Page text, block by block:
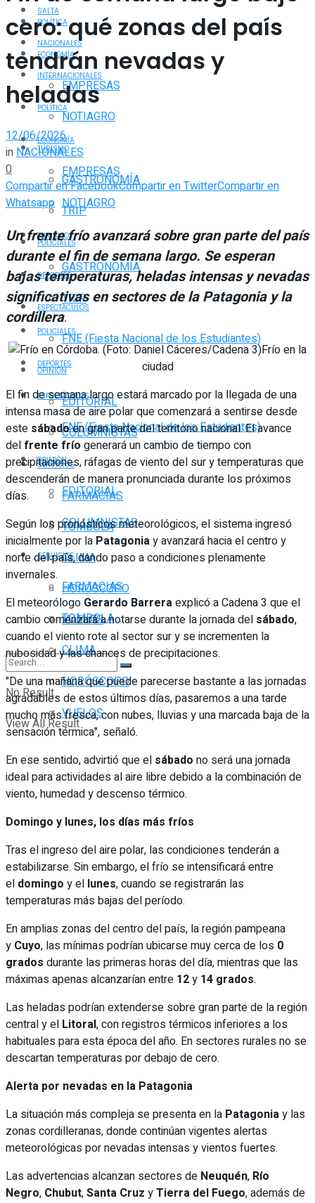
POLÍTICA
ECONOMÍA
EMPRESAS
NOTIAGRO
TURISMO
GASTRONOMÍA
TRIP
POLICIALES
DEPORTES
ESPECTÁCULOS
FNE (Fiesta Nacional de los Estudiantes)
OPINIÓN
EDITORIAL
COLUMNISTAS
SERVICIOS
FARMACIAS
TOMBOLA
CLIMA
HORÓSCOPO
VUELOS
No Result
View All Result
SALTA
NACIONALES
INTERNACIONALES
POLÍTICA
ECONOMÍA
EMPRESAS
NOTIAGRO
TURISMO
GASTRONOMÍA
TRIP
POLICIALES
DEPORTES
ESPECTÁCULOS
FNE (Fiesta Nacional de los Estudiantes)
OPINIÓN
EDITORIAL
COLUMNISTAS
SERVICIOS
FARMACIAS
TOMBOLA
CLIMA
HORÓSCOPO
VUELOS
cero: qué zonas del país
tendrán nevadas y
heladas
12/06/2026
inNACIONALES
0
Compartir en FacebookCompartir en TwitterCompartir en
Whatsapp
Un frente frío avanzará sobre gran parte del país
durante el fin de semana largo. Se esperan
bajas temperaturas, heladas intensas y nevadas
significativas en sectores de la Patagonia y la
cordillera.
Frío en la
ciudad
El fin de semana largo estará marcado por la llegada de una
intensa masa de aire polar que comenzará a sentirse desde
este sábadoen gran parte del territorio nacional. El avance
del frente frío generará un cambio de tiempo con
precipitaciones, ráfagas de viento del sur y temperaturas que
descenderán de manera pronunciada durante los próximos
días.
Según los pronósticos meteorológicos, el sistema ingresó
inicialmente por la Patagoniay avanzará hacia el centro y
norte del país, dando paso a condiciones plenamente
invernales.
El meteorólogo Gerardo Barreraexplicó a Cadena 3 que el
cambio comenzará a notarse durante la jornada del sábado,
cuando el viento rote al sector sur y se incrementen la
nubosidad y las chances de precipitaciones.
"De una mañana que puede parecerse bastante a las jornadas
agradables de estos últimos días, pasaremos a una tarde
mucho más fresca, con nubes, lluvias y una marcada baja de la
sensación térmica", señaló.
En ese sentido, advirtió que el sábado no será una jornada
ideal para actividades al aire libre debido a la combinación de
viento, humedad y descenso térmico.
Domingo y lunes, los días más fríos
Tras el ingreso del aire polar, las condiciones tenderán a
estabilizarse. Sin embargo, el frío se intensificará entre
el domingo y el lunes, cuando se registrarán las
temperaturas más bajas del período.
En amplias zonas del centro del país, la región pampeana
y Cuyo, las mínimas podrían ubicarse muy cerca de los 0
grados durante las primeras horas del día, mientras que las
máximas apenas alcanzarían entre 12y 14 grados.
Las heladas podrían extenderse sobre gran parte de la región
central y el Litoral, con registros térmicos inferiores a los
habituales para esta época del año. En sectores rurales no se
descartan temperaturas por debajo de cero.
Alerta por nevadas en la Patagonia
La situación más compleja se presenta en la Patagoniay las
zonas cordilleranas, donde continúan vigentes alertas
meteorológicas por nevadas intensas y vientos fuertes.
Las advertencias alcanzan sectores de Neuquén, Río
Negro, Chubut,Santa Cruz yTierra del Fuego, además de